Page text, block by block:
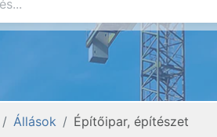
Állások Építőipar, építészet